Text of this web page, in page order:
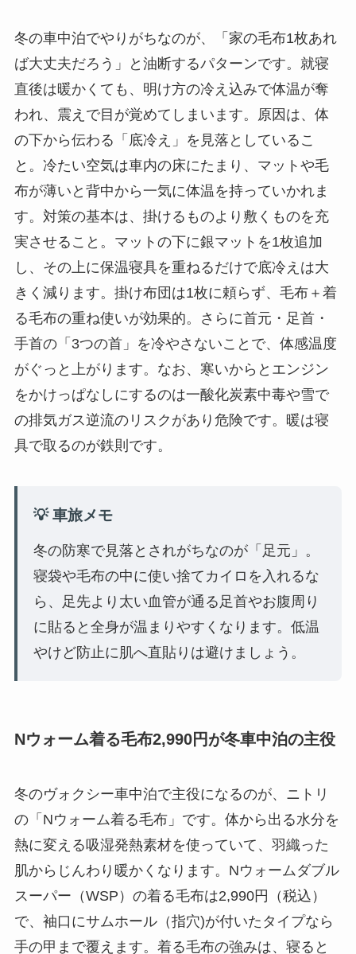
冬の車中泊でやりがちなのが、「家の毛布1枚あれ
ば大丈夫だろう」と油断するパターンです。就寝
直後は暖かくても、明け方の冷え込みで体温が奪
われ、震えで目が覚めてしまいます。原因は、体
の下から伝わる「底冷え」を見落としているこ
と。冷たい空気は車内の床にたまり、マットや毛
布が薄いと背中から一気に体温を持っていかれま
す。対策の基本は、掛けるものより敷くものを充
実させること。マットの下に銀マットを1枚追加
し、その上に保温寝具を重ねるだけで底冷えは大
きく減ります。掛け布団は1枚に頼らず、毛布＋着
る毛布の重ね使いが効果的。さらに首元・足首・
手首の「3つの首」を冷やさないことで、体感温度
がぐっと上がります。なお、寒いからとエンジン
をかけっぱなしにするのは一酸化炭素中毒や雪で
の排気ガス逆流のリスクがあり危険です。暖は寝
具で取るのが鉄則です。
💡 車旅メモ
冬の防寒で見落とされがちなのが「足元」。
寝袋や毛布の中に使い捨てカイロを入れるな
ら、足先より太い血管が通る足首やお腹周り
に貼ると全身が温まりやすくなります。低温
やけど防止に肌へ直貼りは避けましょう。
Nウォーム着る毛布2,990円が冬車中泊の主役
冬のヴォクシー車中泊で主役になるのが、ニトリ
の「Nウォーム着る毛布」です。体から出る水分を
熱に変える吸湿発熱素材を使っていて、羽織った
肌からじんわり暖かくなります。Nウォームダブル
スーパー（WSP）の着る毛布は2,990円（税込）
で、袖口にサムホール（指穴)が付いたタイプなら
手の甲まで覆えます。着る毛布の強みは、寝ると